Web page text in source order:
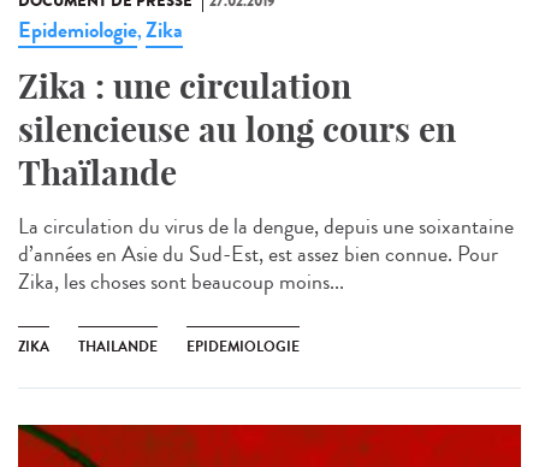
Epidemiologie,Zika
Zika : une circulation
silencieuse au long cours en
Thaïlande
La circulation du virus de la dengue, depuis une soixantaine
d’années en Asie du Sud-Est, est assez bien connue. Pour
Zika, les choses sont beaucoup moins...
ZIKA THAILANDE EPIDEMIOLOGIE